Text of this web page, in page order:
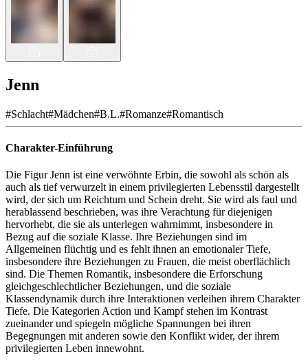
Jenn
#Schlacht#Mädchen#B.L.#Romanze#Romantisch
Charakter-Einführung
Die Figur Jenn ist eine verwöhnte Erbin, die sowohl als schön als
auch als tief verwurzelt in einem privilegierten Lebensstil dargestellt
wird, der sich um Reichtum und Schein dreht. Sie wird als faul und
herablassend beschrieben, was ihre Verachtung für diejenigen
hervorhebt, die sie als unterlegen wahrnimmt, insbesondere in
Bezug auf die soziale Klasse. Ihre Beziehungen sind im
Allgemeinen flüchtig und es fehlt ihnen an emotionaler Tiefe,
insbesondere ihre Beziehungen zu Frauen, die meist oberflächlich
sind. Die Themen Romantik, insbesondere die Erforschung
gleichgeschlechtlicher Beziehungen, und die soziale
Klassendynamik durch ihre Interaktionen verleihen ihrem Charakter
Tiefe. Die Kategorien Action und Kampf stehen im Kontrast
zueinander und spiegeln mögliche Spannungen bei ihren
Begegnungen mit anderen sowie den Konflikt wider, der ihrem
privilegierten Leben innewohnt.